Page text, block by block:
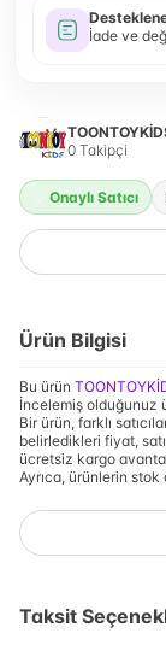
İade ve
0 Takipçi
Onaylı Satıcı
Ürün Bilgisi
Bu ürün
İncelemiş olduğunuz
Bir ürün, farklı
belirledikleri fiyat,
ücretsiz kargo
Ayrıca, ürünlerin
Taksit